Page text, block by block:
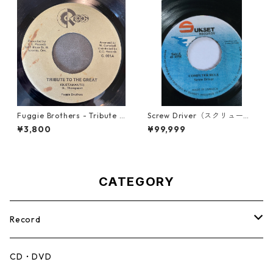
Fuggie Brothers - Tribute T
o The Great【7-21765】
¥3,800
Screw Driver（スクリュード
ライバー） - Computer Rule
【7'】
¥99,999
CATEGORY
Record
Mento,Calypso,Ballad
CD・DVD